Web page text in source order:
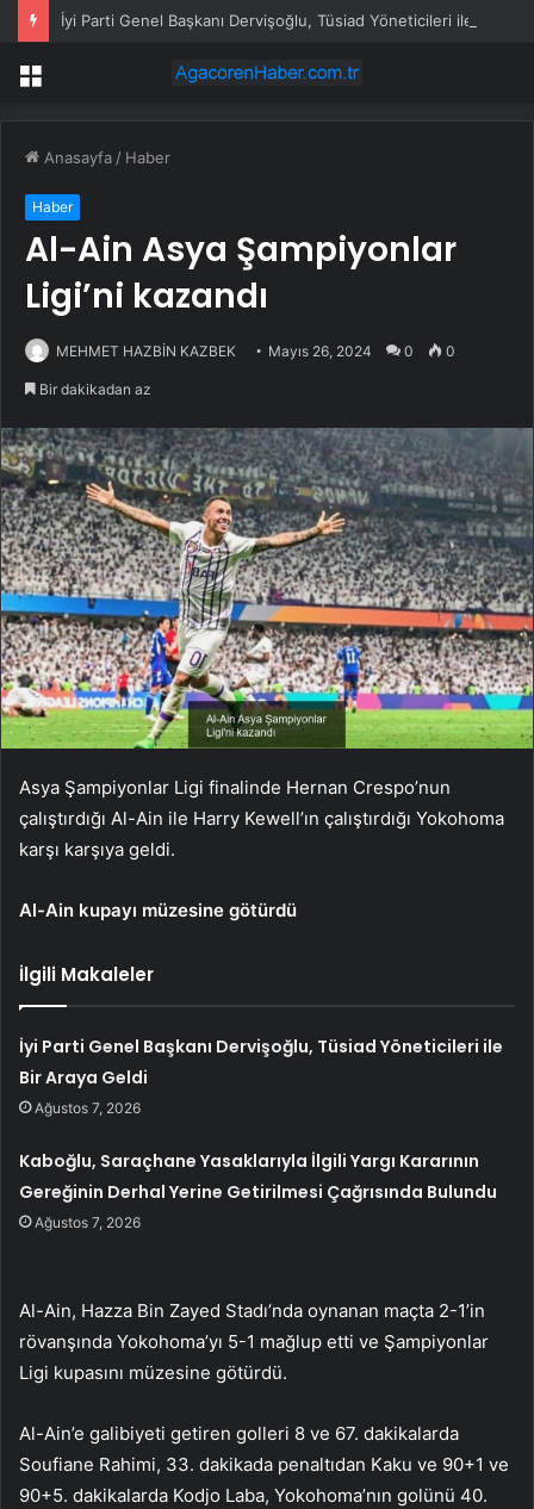
Menü
Anasayfa / Haber
Haber
Al-Ain Asya Şampiyonlar
Ligi’ni kazandı
MEHMET HAZBİN KAZBEK Mayıs 26, 2024 0 0
Bir dakikadan az
Asya Şampiyonlar Ligi finalinde Hernan Crespo’nun
çalıştırdığı Al-Ain ile Harry Kewell’ın çalıştırdığı Yokohoma
karşı karşıya geldi.
Al-Ain kupayı müzesine götürdü
İlgili Makaleler
İyi Parti Genel Başkanı Dervişoğlu, Tüsiad Yöneticileri ile
Bir Araya Geldi
Ağustos 7, 2026
Kaboğlu, Saraçhane Yasaklarıyla İlgili Yargı Kararının
Gereğinin Derhal Yerine Getirilmesi Çağrısında Bulundu
Ağustos 7, 2026
Al-Ain, Hazza Bin Zayed Stadı’nda oynanan maçta 2-1’in
rövanşında Yokohoma’yı 5-1 mağlup etti ve Şampiyonlar
Ligi kupasını müzesine götürdü.
Al-Ain’e galibiyeti getiren golleri 8 ve 67. dakikalarda
Soufiane Rahimi, 33. dakikada penaltıdan Kaku ve 90+1 ve
90+5. dakikalarda Kodjo Laba, Yokohoma’nın golünü 40.